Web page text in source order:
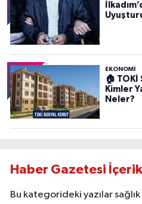
EKONOMİ
🏠
Kimler
Neler?
Haber Gazetesi İçerik
Bu kategorideki yazılar